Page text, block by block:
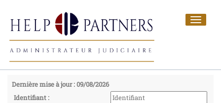
Toggle
Dernière mise à jour : 09/08/2026
Identifiant :